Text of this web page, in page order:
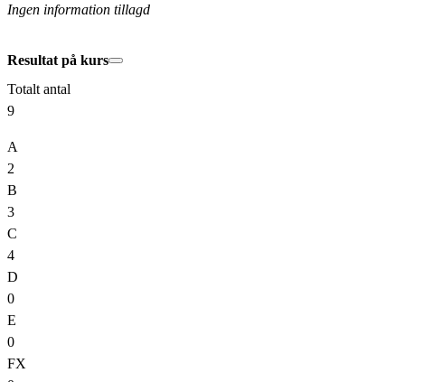
Ingen information tillagd
Resultat på kurs
Totalt antal
9
A
2
B
3
C
4
D
0
E
0
FX